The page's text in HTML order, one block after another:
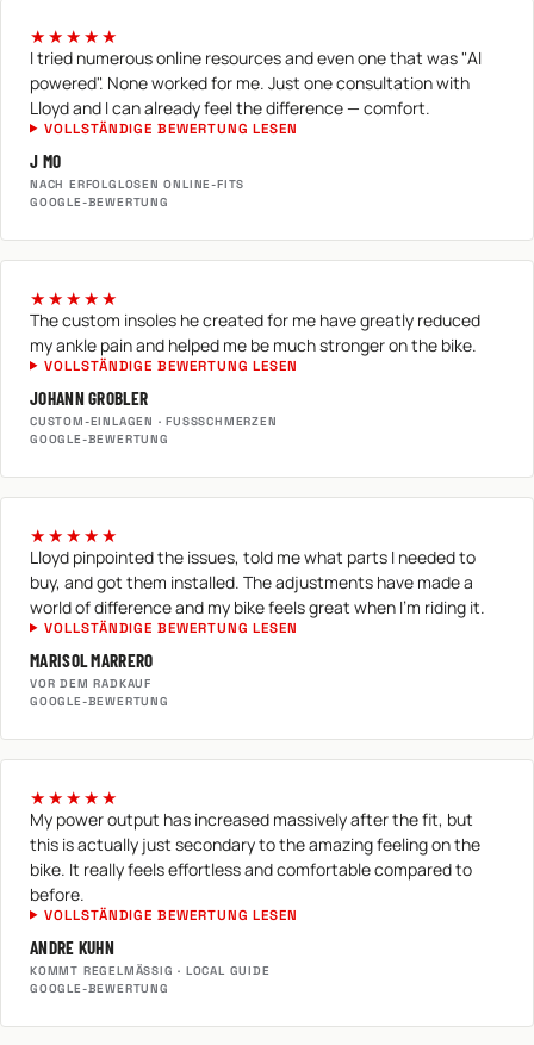
★★★★★
I tried numerous online resources and even one that was "AI
powered". None worked for me. Just one consultation with
Lloyd and I can already feel the difference — comfort.
VOLLSTÄNDIGE BEWERTUNG LESEN
J MO
NACH ERFOLGLOSEN ONLINE-FITS
GOOGLE-BEWERTUNG
★★★★★
The custom insoles he created for me have greatly reduced
my ankle pain and helped me be much stronger on the bike.
VOLLSTÄNDIGE BEWERTUNG LESEN
JOHANN GROBLER
CUSTOM-EINLAGEN · FUSSSCHMERZEN
GOOGLE-BEWERTUNG
★★★★★
Lloyd pinpointed the issues, told me what parts I needed to
buy, and got them installed. The adjustments have made a
world of difference and my bike feels great when I'm riding it.
VOLLSTÄNDIGE BEWERTUNG LESEN
MARISOL MARRERO
VOR DEM RADKAUF
GOOGLE-BEWERTUNG
★★★★★
My power output has increased massively after the fit, but
this is actually just secondary to the amazing feeling on the
bike. It really feels effortless and comfortable compared to
before.
VOLLSTÄNDIGE BEWERTUNG LESEN
ANDRE KUHN
KOMMT REGELMÄSSIG · LOCAL GUIDE
GOOGLE-BEWERTUNG